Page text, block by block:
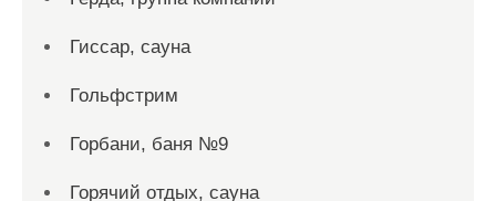
Гиссар, сауна
Гольфстрим
Горбани, баня №9
Горячий отдых, сауна